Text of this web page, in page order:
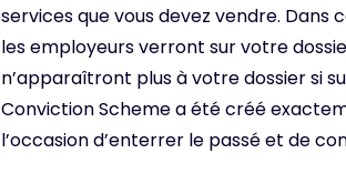
services que vous devez vendre. Dans
les employeurs verront sur votre
n’apparaîtront plus à votre dossier si
Conviction Scheme a été créé
l’occasion d’enterrer le passé et de